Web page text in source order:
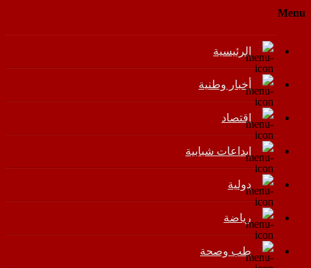
Menu
الرئيسية
أخبار وطنية
اقتصاد
إبداعات شبابية
دولية
رياضة
طب وصحة